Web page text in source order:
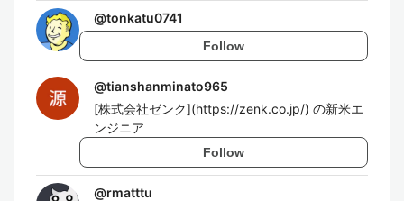
@tonkatu0741
Follow
@tianshanminato965
[株式会社ゼンク](https://zenk.co.jp/) の新米エ
ンジニア
Follow
@rmatttu